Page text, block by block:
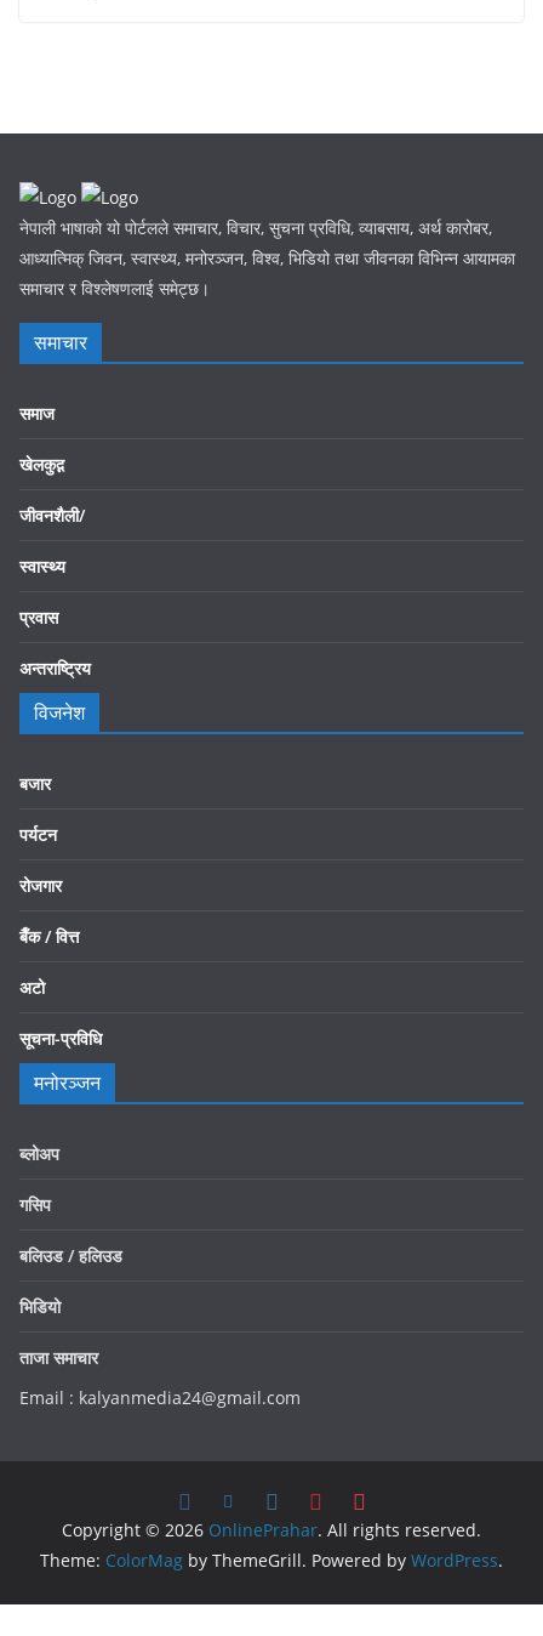
नेपाली भाषाको यो पोर्टलले समाचार, विचार, सुचना प्रविधि, व्याबसाय, अर्थ कारोबर,
आध्यात्मिक् जिवन, स्वास्थ्य, मनोरञ्जन, विश्व, भिडियो तथा जीवनका विभिन्न आयामका
समाचार र विश्लेषणलाई समेट्छ।
समाचार
समाज
खेलकुद़़
जीवनशैली/
स्वास्थ्य
प्रवास
अन्तराष्ट्रिय
विजनेश
बजार
पर्यटन
रोजगार
बैँक / वित्त
अटो
सूचना-प्रविधि
मनोरञ्जन
ब्लोअप
गसिप
बलिउड / हलिउड
भिडियो
ताजा समाचार
Email : kalyanmedia24@gmail.com
Copyright © 2026 OnlinePrahar. All rights reserved.
Theme: ColorMag by ThemeGrill. Powered by WordPress.